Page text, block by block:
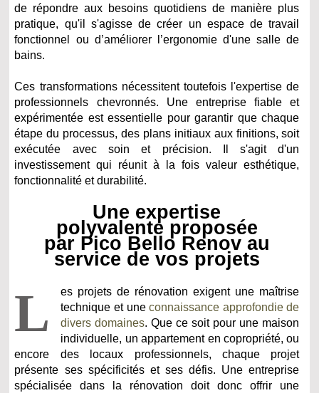
de répondre aux besoins quotidiens de manière plus
pratique, qu'il s'agisse de créer un espace de travail
fonctionnel ou d’améliorer l’ergonomie d'une salle de
bains.
Ces transformations nécessitent toutefois l'expertise de
professionnels chevronnés. Une entreprise fiable et
expérimentée est essentielle pour garantir que chaque
étape du processus, des plans initiaux aux finitions, soit
exécutée avec soin et précision. Il s'agit d'un
investissement qui réunit à la fois valeur esthétique,
fonctionnalité et durabilité.
Une expertise
polyvalente proposée
par Pico Bello Renov au
service de vos projets
L
es projets de rénovation exigent une maîtrise
technique et uneconnaissance approfondie de
divers domaines. Que ce soit pour une maison
individuelle, un appartement en copropriété, ou
encore des locaux professionnels, chaque projet
présente ses spécificités et ses défis. Une entreprise
spécialisée dans la rénovation doit donc offrir une